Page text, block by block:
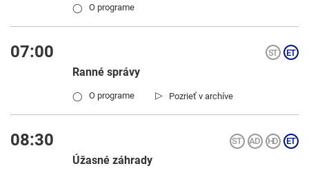
◯ O programe
07:00
Ranné správy
▷ Pozrieť v archíve
◯ O programe
08:30
Úžasné záhrady